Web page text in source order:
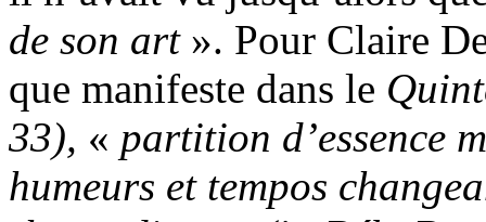
de son art». Pour Claire
que manifeste dans le
33), « partition d’essence
humeurs et tempos